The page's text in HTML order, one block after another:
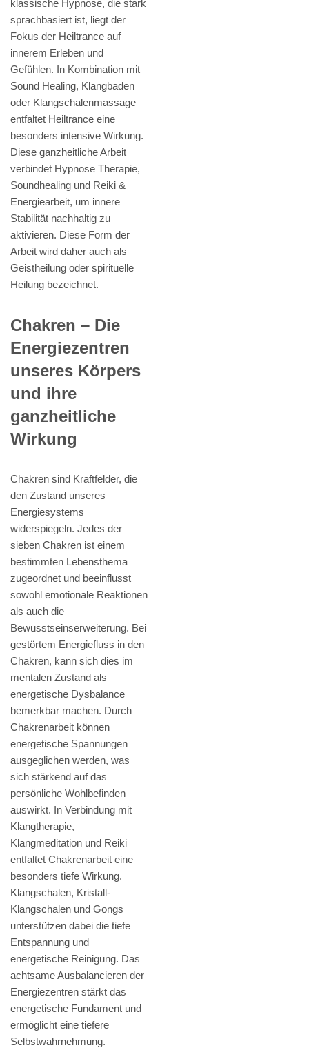
klassische Hypnose, die stark
sprachbasiert ist, liegt der
Fokus der Heiltrance auf
innerem Erleben und
Gefühlen. In Kombination mit
Sound Healing, Klangbaden
oder Klangschalenmassage
entfaltet Heiltrance eine
besonders intensive Wirkung.
Diese ganzheitliche Arbeit
verbindet Hypnose Therapie,
Soundhealing und Reiki &
Energiearbeit, um innere
Stabilität nachhaltig zu
aktivieren. Diese Form der
Arbeit wird daher auch als
Geistheilung oder spirituelle
Heilung bezeichnet.
Chakren – Die
Energiezentren
unseres Körpers
und ihre
ganzheitliche
Wirkung
Chakren sind Kraftfelder, die
den Zustand unseres
Energiesystems
widerspiegeln. Jedes der
sieben Chakren ist einem
bestimmten Lebensthema
zugeordnet und beeinflusst
sowohl emotionale Reaktionen
als auch die
Bewusstseinserweiterung. Bei
gestörtem Energiefluss in den
Chakren, kann sich dies im
mentalen Zustand als
energetische Dysbalance
bemerkbar machen. Durch
Chakrenarbeit können
energetische Spannungen
ausgeglichen werden, was
sich stärkend auf das
persönliche Wohlbefinden
auswirkt. In Verbindung mit
Klangtherapie,
Klangmeditation und Reiki
entfaltet Chakrenarbeit eine
besonders tiefe Wirkung.
Klangschalen, Kristall-
Klangschalen und Gongs
unterstützen dabei die tiefe
Entspannung und
energetische Reinigung. Das
achtsame Ausbalancieren der
Energiezentren stärkt das
energetische Fundament und
ermöglicht eine tiefere
Selbstwahrnehmung.